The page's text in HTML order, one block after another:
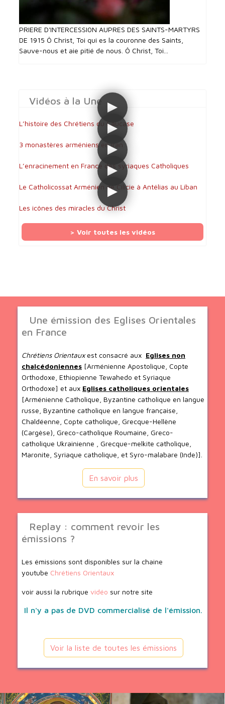
PRIERE D'INTERCESSI0N AUPRES DES SAINTS-MARTYRS
DE 1915 Ô Christ, Toi qui es la couronne des Saints,
Sauve-nous et aie pitié de nous. Ô Christ, Toi...
Vidéos à la Une
L’histoire des Chrétiens du Caucase
3 monastères arméniens en Iran
L’enracinement en France des syriaques Catholiques
Le Catholicossat Arménien de Cilicie à Antélias au Liban
Les icônes des miracles du Christ
> Voir toutes les vidéos
Une émission des Eglises Orientales
en France
Chrétiens Orientauxest consacré aux Eglises non
chalcédoniennes [Arménienne Apostolique, Copte
Orthodoxe, Ethiopienne Tewahedo et Syriaque
Orthodoxe] et aux Eglises catholiques orientales
[Arménienne Catholique, Byzantine catholique en langue
russe, Byzantine catholique en langue française,
Chaldéenne, Copte catholique, Grecque-Hellène
(Cargèse), Greco-catholique Roumaine, Greco-
catholique Ukrainienne , Grecque-melkite catholique,
Maronite, Syriaque catholique, et Syro-malabare (Inde)].
En savoir plus
Replay : comment revoir les
émissions ?
Les émissions sont disponibles sur la chaine
youtube Chrétiens Orientaux
voir aussi la rubrique vidéo sur notre site
Il n'y a pas de DVD commercialisé de l'émission.
Voir la liste de toutes les émissions